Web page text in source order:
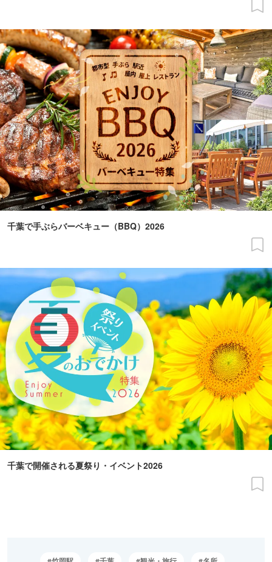
千葉で手ぶらバーベキュー（BBQ）2026
千葉で開催される夏祭り・イベント2026